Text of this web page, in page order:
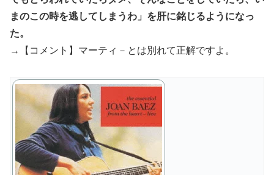
まのこの時を逃してしまうわ」を肝に銘じるようになっ
た。
→【コメント】マーティ－とは別れて正解ですよ。